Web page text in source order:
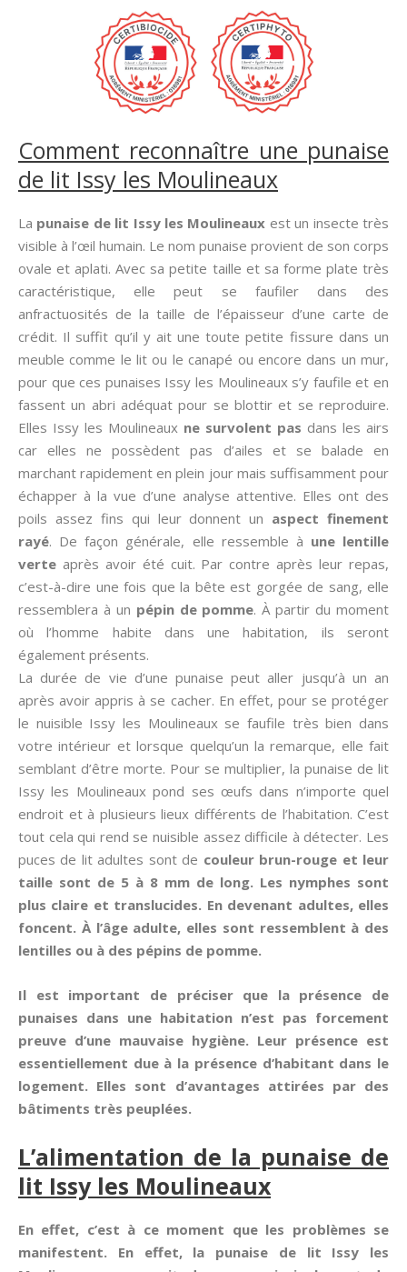
Comment reconnaître une punaise
de lit Issy les Moulineaux
La punaise de lit Issy les Moulineaux est un insecte très
visible à l’œil humain. Le nom punaise provient de son corps
ovale et aplati. Avec sa petite taille et sa forme plate très
caractéristique, elle peut se faufiler dans des
anfractuosités de la taille de l’épaisseur d’une carte de
crédit. Il suffit qu’il y ait une toute petite fissure dans un
meuble comme le lit ou le canapé ou encore dans un mur,
pour que ces punaises Issy les Moulineaux s’y faufile et en
fassent un abri adéquat pour se blottir et se reproduire.
Elles Issy les Moulineaux ne survolent pas dans les airs
car elles ne possèdent pas d’ailes et se balade en
marchant rapidement en plein jour mais suffisamment pour
échapper à la vue d’une analyse attentive. Elles ont des
poils assez fins qui leur donnent un aspect finement
rayé. De façon générale, elle ressemble à une lentille
verte après avoir été cuit. Par contre après leur repas,
c’est-à-dire une fois que la bête est gorgée de sang, elle
ressemblera à un pépin de pomme. À partir du moment
où l’homme habite dans une habitation, ils seront
également présents.
La durée de vie d’une punaise peut aller jusqu’à un an
après avoir appris à se cacher. En effet, pour se protéger
le nuisible Issy les Moulineaux se faufile très bien dans
votre intérieur et lorsque quelqu’un la remarque, elle fait
semblant d’être morte. Pour se multiplier, la punaise de lit
Issy les Moulineaux pond ses œufs dans n’importe quel
endroit et à plusieurs lieux différents de l’habitation. C’est
tout cela qui rend se nuisible assez difficile à détecter. Les
puces de lit adultes sont de couleur brun-rouge et leur
taille sont de 5 à 8 mm de long. Les nymphes sont
plus claire et translucides. En devenant adultes, elles
foncent. À l’âge adulte, elles sont ressemblent à des
lentilles ou à des pépins de pomme.
Il est important de préciser que la présence de
punaises dans une habitation n’est pas forcement
preuve d’une mauvaise hygiène. Leur présence est
essentiellement due à la présence d’habitant dans le
logement. Elles sont d’avantages attirées par des
bâtiments très peuplées.
L’alimentation de la punaise de
lit Issy les Moulineaux
En effet, c’est à ce moment que les problèmes se
manifestent. En effet, la punaise de lit Issy les